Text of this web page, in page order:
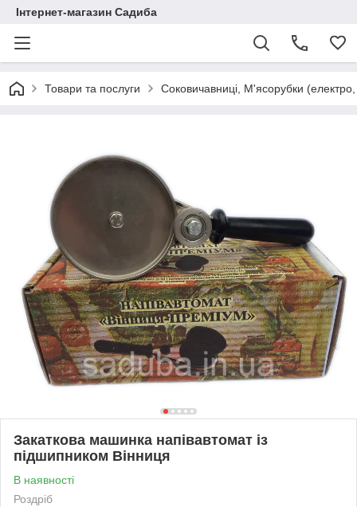
Інтернет-магазин Садиба
Товари та послуги Соковичавниці, М'ясорубки
Закаткова машинка напівавтомат із
підшипником Вінниця
В наявності
Роздріб